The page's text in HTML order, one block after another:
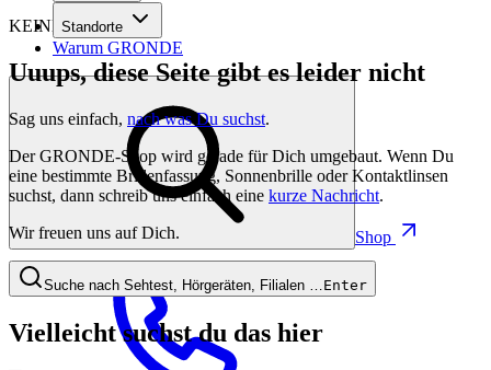
Standorte
Warum GRONDE
Shop
KEINE SORGE!
Uuups, diese Seite gibt es leider nicht
Sag uns einfach, nach was Du suchst.
Der GRONDE-Shop wird gerade für Dich umgebaut. Wenn Du
eine bestimmte Brillenfassung, Sonnenbrille oder Kontaktlinsen
suchst, dann schreib uns einfach eine kurze Nachricht.
Wir freuen uns auf Dich.
Suche nach Sehtest, Hörgeräten, Filialen … Enter
Vielleicht suchst du das hier